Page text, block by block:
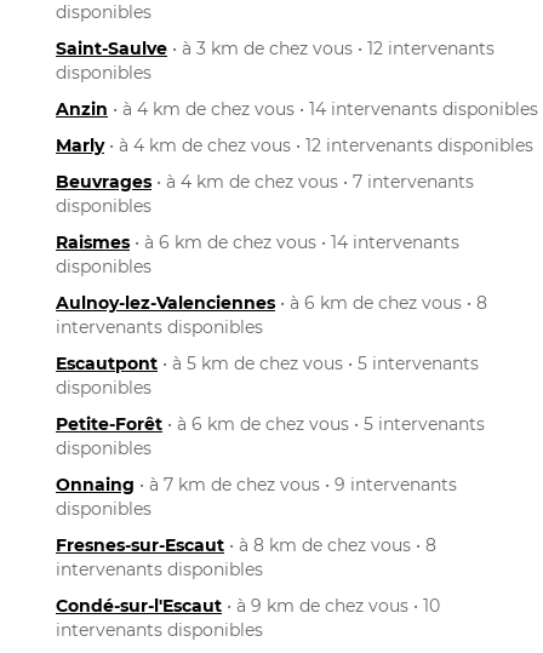
disponibles
Saint-Saulve • à 3 km de chez vous • 12 intervenants
disponibles
Anzin • à 4 km de chez vous • 14 intervenants disponibles
Marly• à 4 km de chez vous • 12 intervenants disponibles
Beuvrages • à 4 km de chez vous • 7 intervenants
disponibles
Raismes • à 6 km de chez vous • 14 intervenants
disponibles
Aulnoy-lez-Valenciennes • à 6 km de chez vous • 8
intervenants disponibles
Escautpont • à 5 km de chez vous • 5 intervenants
disponibles
Petite-Forêt • à 6 km de chez vous • 5 intervenants
disponibles
Onnaing • à 7 km de chez vous • 9 intervenants
disponibles
Fresnes-sur-Escaut • à 8 km de chez vous • 8
intervenants disponibles
Condé-sur-l'Escaut • à 9 km de chez vous • 10
intervenants disponibles